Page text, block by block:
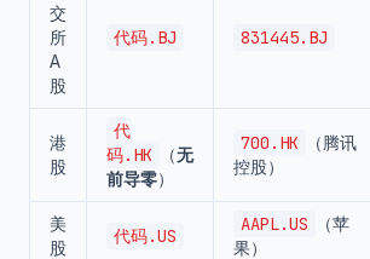
交
所
A
股
代码.BJ 831445.BJ
港
股
代
码.HK
（无
前导零）
700.HK
（腾讯
控股）
美
股
代码.US
AAPL.US
（苹
果）